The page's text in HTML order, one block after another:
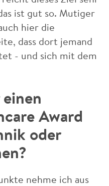
ist gut so. Mutiger
hier die
dass dort jemand
- und sich mit dem
Award
oder
nehme ich aus